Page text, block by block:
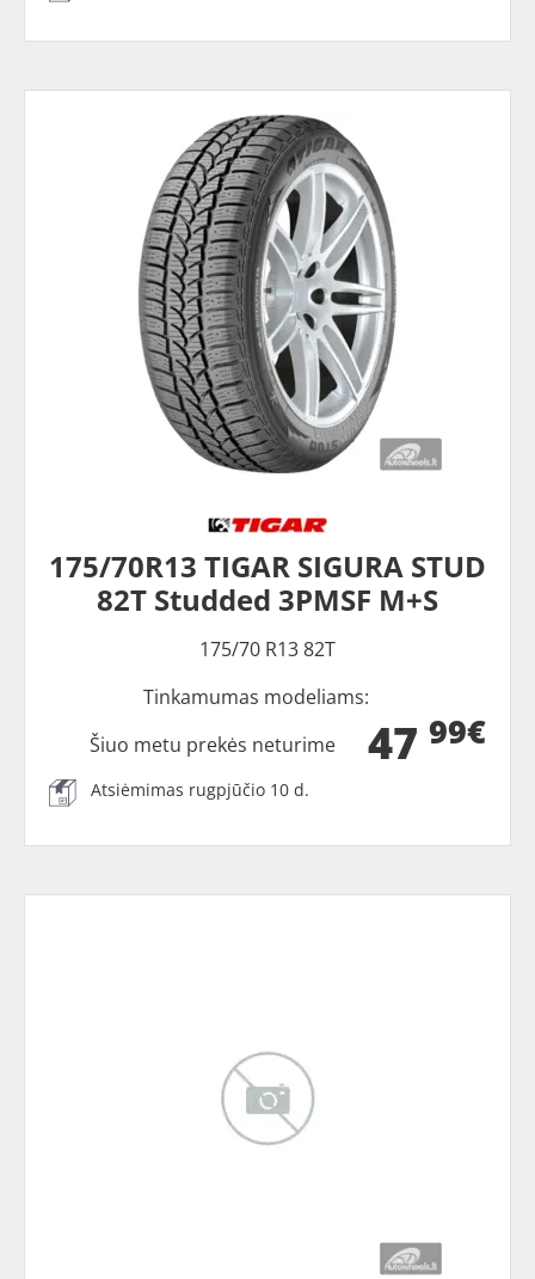
175/70R13 TIGAR SIGURA STUD
82T Studded 3PMSF M+S
175/70 R13 82T
Tinkamumas modeliams:
47 99€
Šiuo metu prekės neturime
Atsiėmimas rugpjūčio 10 d.